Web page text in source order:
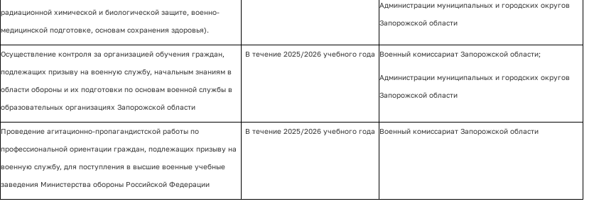
радиационной химической и биологической защите, военно-
медицинской подготовке, основам сохранения здоровья).
Администрации муниципальных и городских округов
Запорожской области
Осуществление контроля за организацией обучения граждан,
подлежащих призыву на военную службу, начальным знаниям в
области обороны и их подготовки по основам военной службы в
образовательных организациях Запорожской области
В течение 2025/2026 учебного года Военный комиссариат Запорожской области;
Администрации муниципальных и городских округов
Запорожской области
Проведение агитационно-пропагандистской работы по
профессиональной ориентации граждан, подлежащих призыву на
военную службу, для поступления в высшие военные учебные
заведения Министерства обороны Российской Федерации
В течение 2025/2026 учебного года Военный комиссариат Запорожской области